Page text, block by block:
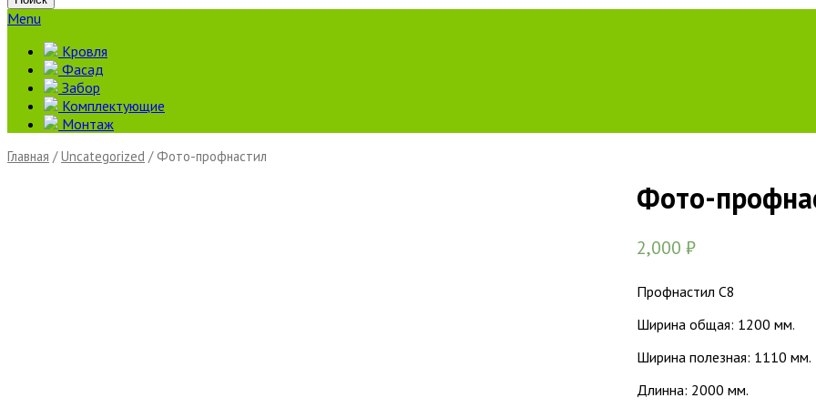
Menu
Кровля
Фасад
Забор
Комплектующие
Монтаж
Главная /Uncategorized / Фото-профнастил
Фото-
2,000 ₽
Профнастил С8
Ширина общая: 1200 мм.
Ширина полезная: 1110 мм.
Длинна: 2000 мм.